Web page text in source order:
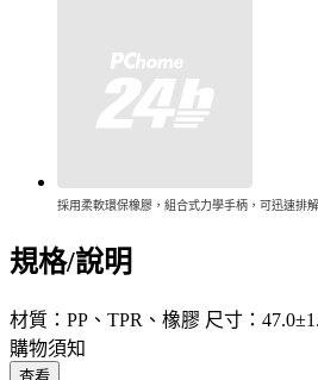
採用柔軟環保橡膠，組合式力學手柄，可迅速排
規格/說明
材質：PP、TPR、橡膠 尺寸：
購物須知